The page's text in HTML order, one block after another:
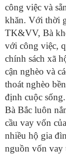
công việc và
khăn. Với thời
TK&VV, Bà
với công việc,
chính sách xã
cận nghèo và
thoát nghèo
định cuộc
Bà Bắc luôn
cầu vay vốn
nhiều hộ gia
nguồn vốn vay